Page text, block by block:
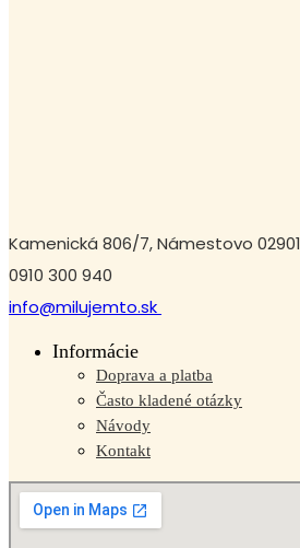
Kamenická 806/7, Námestovo 02901
0910 300 940
info@milujemto.sk
Informácie
Doprava a platba
Často kladené otázky
Návody
Kontakt